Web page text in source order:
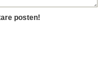
posten!